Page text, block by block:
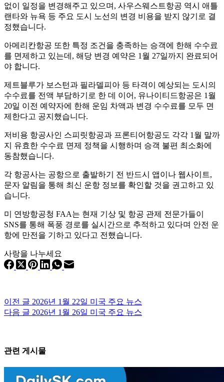
없이 일정을 변경해주고 있으며, 사우스웨스트항공 역시 애틀
랜타와 뉴욕 등 주요 도시 노선의 변경 비용을 받지 않기로 결
정했습니다.
아메리칸항공 또한 특정 조건을 충족하는 승객에 한해 수수료
를 면제하고 있는데, 해당 변경 예약은 1월 27일까지 완료되어
야 합니다.
제트블루가 보스턴과 필라델피아 등 타격이 예상되는 도시의
수수료를 전액 부담하기로 한 데 이어, 유나이티드항공은 1월
20일 이전 예약자에 한해 운임 차액과 변경 수수료를 모두 면
제한다고 공지했습니다.
저비용 항공사인 스피릿항공과 프론티어항공도 각각 1월 말까
지 유효한 수수료 면제 정책을 시행하며 승객 불편 최소화에
동참했습니다.
각 항공사는 공항으로 출발하기 전 반드시 앱이나 웹사이트,
문자 알림을 통해 최신 운항 정보를 확인할 것을 권고하고 있
습니다.
미 연방항공청 FAA는 현재 기상 및 항공 관제 전문가들이
SNS를 통해 폭풍 경로를 실시간으로 추적하고 있다며 안전 운
항에 만전을 기하고 있다고 전했습니다.
사랑을 나누세요
이전 글 2026년 1월 22일 미국 주요 뉴스
다음 글 2026년 1월 26일 미국 주요 뉴스
관련 게시물